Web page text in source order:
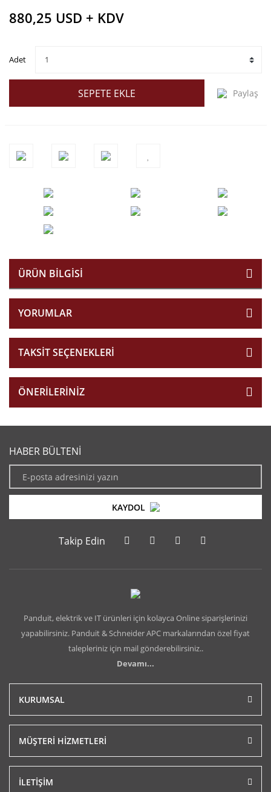
880,25 USD + KDV
Adet
SEPETE EKLE Paylaş
ÜRÜN BILGISI
YORUMLAR
TAKSIT SEÇENEKLERI
ÖNERILERINIZ
HABER BÜLTENİ
KAYDOL
Takip Edin
Panduit, elektrik ve IT ürünleri için kolayca Online siparişlerinizi
yapabilirsiniz. Panduit & Schneider APC markalarından özel fiyat
talepleriniz için mail gönderebilirsiniz..
Devamı...
KURUMSAL
MÜŞTERİ HİZMETLERİ
İLETİŞİM